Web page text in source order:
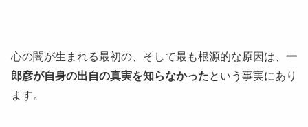
心の闇が生まれる最初の、そして最も根源的な原因は、 一
郎彦が自身の出自の真実を知らなかったという事実にあり
ます。